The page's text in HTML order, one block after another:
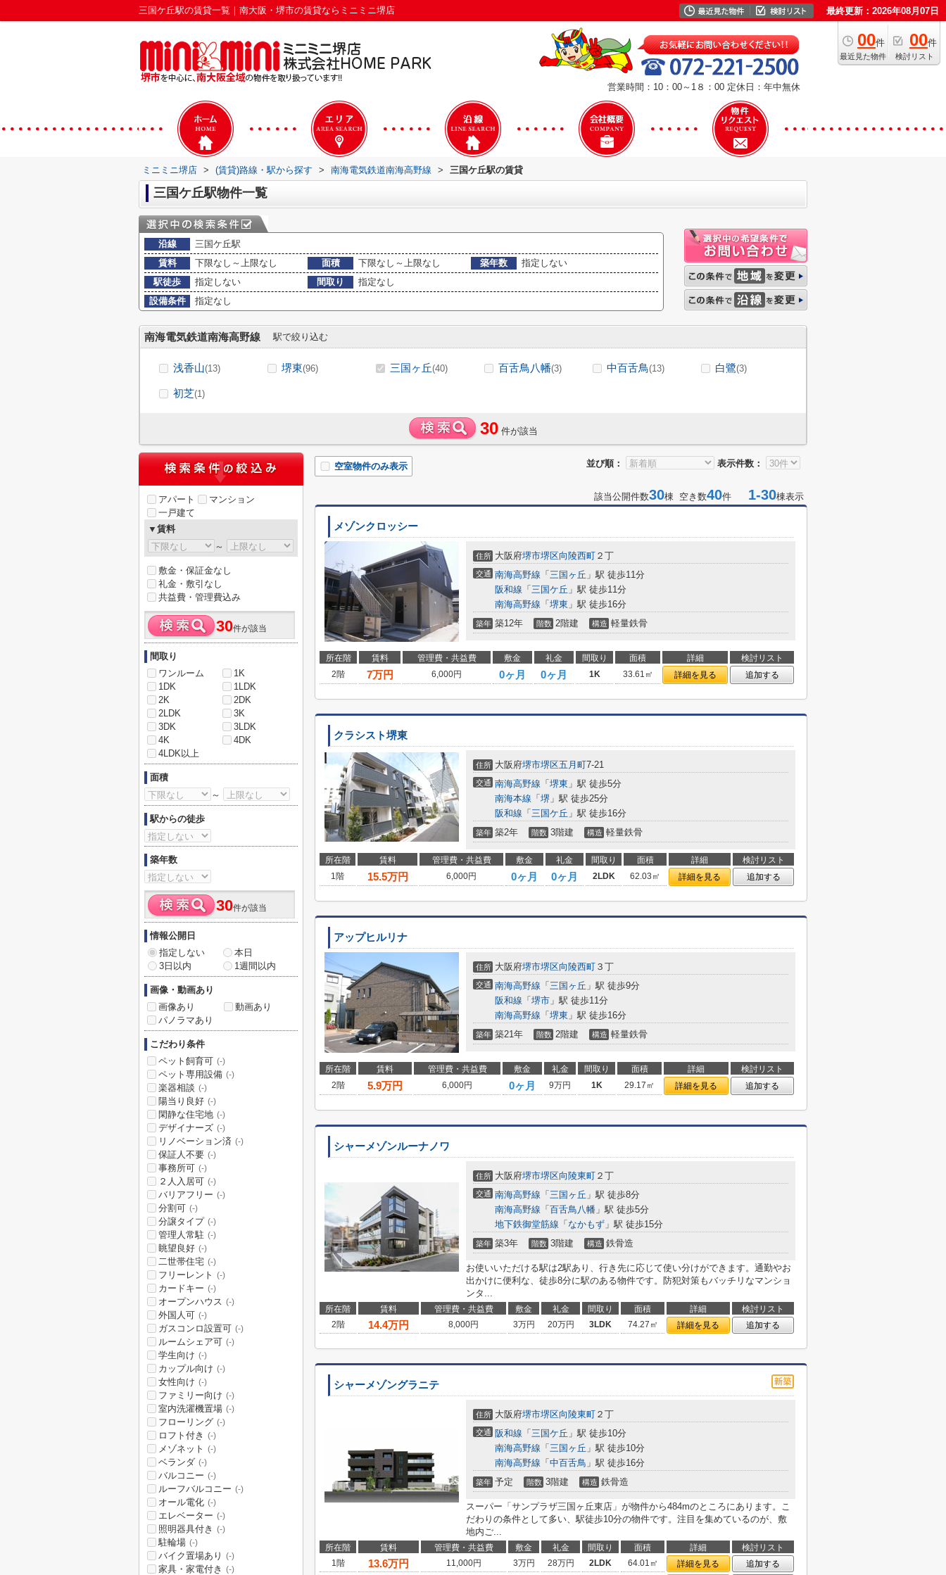
三国ケ丘駅の賃貸一覧｜南大阪・堺市の賃貸ならミニミニ堺店 最終更新：2026年08月07日
00件
最近見た物件
00件
検討リスト
営業時間：10：00～1８：00 定休日：年中無休
ミニミニ堺店 > (賃貸)路線・駅から探す > 南海電気鉄道南海高野線 > 三国ケ丘駅の賃貸
三国ケ丘駅物件一覧
沿線
三国ケ丘駅
賃料
下限なし～上限なし 面積 下限なし～上限なし 築年数
指定しない
駅徒歩
指定しない 間取り
指定なし
設備条件
指定なし
南海電気鉄道南海高野線 駅で絞り込む
浅香山(13) 堺東(96) 三国ヶ丘(40) 百舌鳥八幡(3) 中百舌鳥(13) 白鷺(3)
初芝(1)
30 件が該当
並び順： 表示件数：
空室物件のみ表示
該当公開件数30棟 空き数40件 1-30棟表示
メゾンクロッシー
住所 大阪府堺市堺区向陵西町 ２丁
交通 南海高野線 「 三国ヶ丘 」駅 徒歩11分
阪和線 「 三国ケ丘 」駅 徒歩11分
南海高野線 「 堺東 」駅 徒歩16分
築年 築12年 階数 2階建 構造 軽量鉄骨
所在階 賃料 管理費・共益費 敷金 礼金 間取り 面積 詳細
検討リスト
2階
7万円 6,000円 0ヶ月 0ヶ月 1K 33.61㎡ 詳細を見る 追加する
クラシスト堺東
住所 大阪府堺市堺区五月町7-21
交通 南海高野線 「 堺東 」駅 徒歩5分
南海本線 「 堺 」駅 徒歩25分
阪和線 「 三国ケ丘 」駅 徒歩16分
築年 築2年 階数 3階建 構造 軽量鉄骨
所在階 賃料 管理費・共益費 敷金 礼金 間取り 面積 詳細
検討リスト
1階
15.5万円 6,000円 0ヶ月 0ヶ月 2LDK 62.03㎡ 詳細を見る 追加する
アップヒルリナ
住所 大阪府堺市堺区向陵西町 ３丁
交通 南海高野線 「 三国ヶ丘 」駅 徒歩9分
阪和線 「 堺市 」駅 徒歩11分
南海高野線 「 堺東 」駅 徒歩16分
築年 築21年 階数 2階建 構造 軽量鉄骨
所在階 賃料 管理費・共益費 敷金 礼金 間取り 面積 詳細
検討リスト
2階
5.9万円 6,000円 0ヶ月 9万円 1K 29.17㎡ 詳細を見る 追加する
シャーメゾンルーナノワ
住所 大阪府堺市堺区向陵東町 ２丁
交通 南海高野線 「 三国ヶ丘 」駅 徒歩8分
南海高野線 「 百舌鳥八幡 」駅 徒歩5分
地下鉄御堂筋線 「 なかもず 」駅 徒歩15分
築年 築3年 階数 3階建 構造 鉄骨造
お使いいただける駅は2駅あり、行き先に応じて使い分けができます。通勤やお
出かけに便利な、徒歩8分に駅のある物件です。防犯対策もバッチリなマンショ
ンタ...
所在階 賃料 管理費・共益費 敷金 礼金 間取り 面積 詳細
検討リスト
2階
14.4万円 8,000円 3万円 20万円 3LDK 74.27㎡ 詳細を見る 追加する
シャーメゾングラニテ
住所 大阪府堺市堺区向陵東町 ２丁
交通 阪和線 「 三国ケ丘 」駅 徒歩10分
南海高野線 「 三国ヶ丘 」駅 徒歩10分
南海高野線 「 中百舌鳥 」駅 徒歩16分
築年 予定 階数 3階建 構造 鉄骨造
スーパー「サンプラザ三国ヶ丘東店」が物件から484mのところにあります。こ
だわりの条件として多い、駅徒歩10分の物件です。注目を集めているのが、敷
地内ご...
所在階 賃料 管理費・共益費 敷金 礼金 間取り 面積 詳細
検討リスト
1階
13.6万円 11,000円 3万円 28万円 2LDK 64.01㎡ 詳細を見る
追加する
アパート
マンション
一戸建て
▼賃料
～
敷金・保証金なし
礼金・敷引なし
共益費・管理費込み
30件が該当
間取り
ワンルーム
1K
1DK
1LDK
2K
2DK
2LDK
3K
3DK
3LDK
4K
4DK
4LDK以上
面積
～
駅からの徒歩
築年数
30件が該当
情報公開日
指定しない
本日
3日以内
1週間以内
画像・動画あり
画像あり
動画あり
パノラマあり
こだわり条件
ペット飼育可 (-)
ペット専用設備 (-)
楽器相談 (-)
陽当り良好 (-)
閑静な住宅地 (-)
デザイナーズ (-)
リノベーション済 (-)
保証人不要 (-)
事務所可 (-)
２人入居可 (-)
バリアフリー (-)
分割可 (-)
分譲タイプ (-)
管理人常駐 (-)
眺望良好 (-)
二世帯住宅 (-)
フリーレント (-)
カードキー (-)
オープンハウス (-)
外国人可 (-)
ガスコンロ設置可 (-)
ルームシェア可 (-)
学生向け (-)
カップル向け (-)
女性向け (-)
ファミリー向け (-)
室内洗濯機置場 (-)
フローリング (-)
ロフト付き (-)
メゾネット (-)
ベランダ (-)
バルコニー (-)
ルーフバルコニー (-)
オール電化 (-)
エレベーター (-)
照明器具付き (-)
駐輪場 (-)
バイク置場あり (-)
家具・家電付き (-)